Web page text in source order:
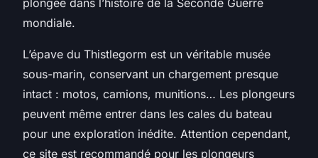
mondiale.
L’épave du Thistlegorm est un véritable musée
sous-marin, conservant un chargement presque
intact : motos, camions, munitions… Les plongeurs
peuvent même entrer dans les cales du bateau
pour une exploration inédite. Attention cependant,
ce site est recommandé pour les plongeurs